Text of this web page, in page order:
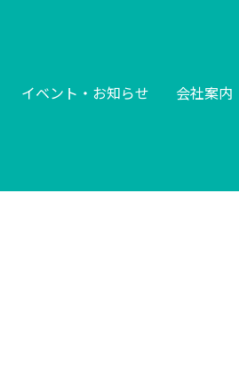
イベント・お知らせ 会社案内